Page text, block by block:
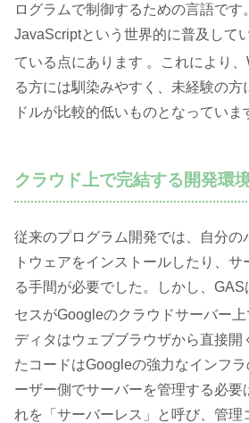
ログラムで制御するための言語です
JavaScriptという世界的に普及して
ている点にあります 。これにより
る方には馴染みやすく、未経験の方
ドルが比較的低いものとなっていま
クラウド上で完結する開発環
従来のプログラム開発では、自分の
トウェアをインストールしたり、
る手間が必要でした。しかし、GAS
セスがGoogleのクラウドサーバー
ディタはウェブブラウザから直接開
たコードはGoogleの強力なインフ
ーザー側でサーバーを管理する必要
れを「サーバーレス」と呼び、管理